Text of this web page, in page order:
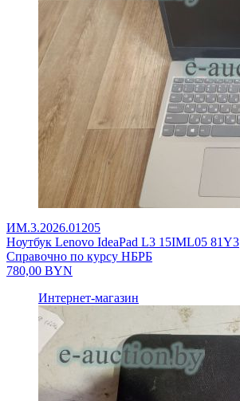
ИМ.3.2026.01205
Ноутбук Lenovo IdeaPad L3 15IML05 81Y3
Справочно по курсу НБРБ
780,00 BYN
Интернет-магазин